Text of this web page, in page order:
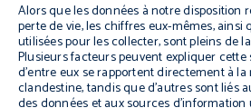
Alors que les données à notre disposition
perte de vie, les chiffres eux-mêmes, ainsi
utilisées pour les collecter, sont pleins de
Plusieurs facteurs peuvent expliquer
d’entre eux se rapportent directement à
clandestine, tandis que d’autres sont liés